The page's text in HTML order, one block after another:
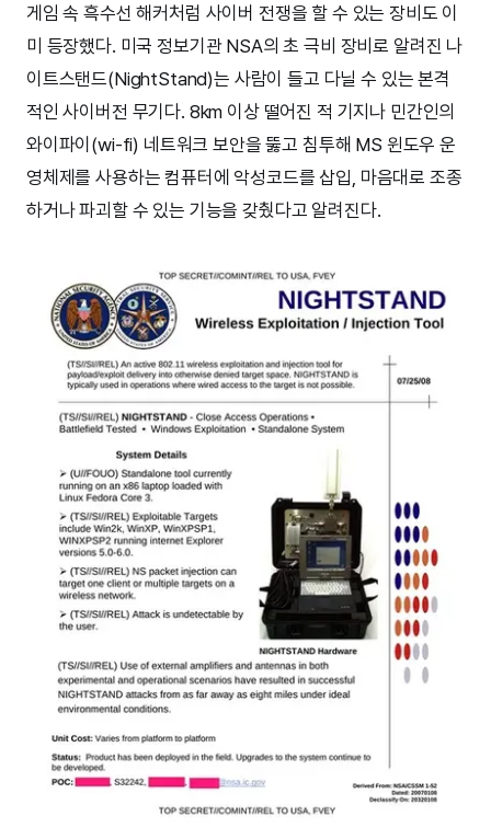
게임 속 흑수선 해커처럼 사이버 전쟁을 할 수 있는 장비도 이
미 등장했다. 미국 정보기관 NSA의 초 극비 장비로 알려진 나
이트스탠드(NightStand)는 사람이 들고 다닐 수 있는 본격
적인 사이버전 무기다. 8km 이상 떨어진 적 기지나 민간인의
와이파이(wi-fi) 네트워크 보안을 뚫고 침투해 MS 윈도우 운
영체제를 사용하는 컴퓨터에 악성코드를 삽입, 마음대로 조종
하거나 파괴할 수 있는 기능을 갖췄다고 알려진다.